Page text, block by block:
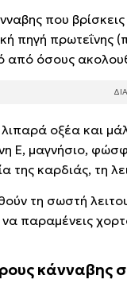
που
πηγή πρωτεΐνης
από όσους
οξέα και
Ε, μαγνήσιο,
της καρδιάς, τη
τη σωστή
παραμένεις
κάνναβης